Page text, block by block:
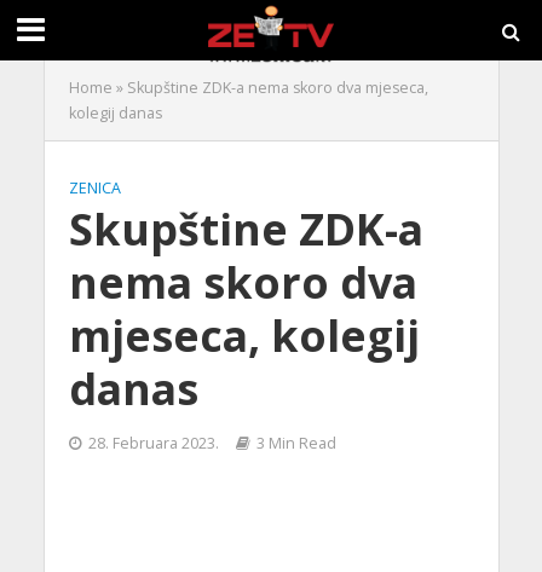
Home » Skupštine ZDK-a nema skoro dva mjeseca,
kolegij danas
ZENICA
Skupštine ZDK-a
nema skoro dva
mjeseca, kolegij
danas
28. Februara 2023. 3 Min Read